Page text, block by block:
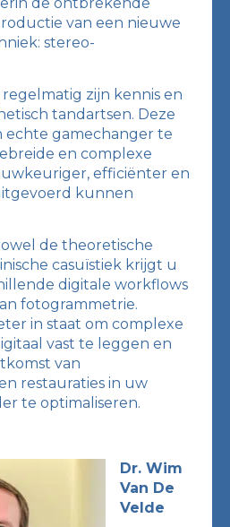
van een nieuwe
stereo-
zijn kennis en
tandartsen. Deze
gamechanger te
en complexe
efficiënter en
kunnen
de theoretische
casuïstiek krijgt u
digitale workflows
fotogrammetrie.
in staat om complexe
vast te leggen en
van
restauraties in uw
te optimaliseren.
Dr. Wim
Van De
Velde